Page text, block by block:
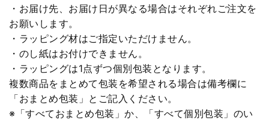
・お届け先、お届け日が異なる場合はそれぞれご注文を
お願いします。
・ラッピング材はご指定いただけません。
・のし紙はお付けできません。
・ラッピングは1点ずつ個別包装となります。
複数商品をまとめて包装を希望される場合は備考欄に
「おまとめ包装」とご記入ください。
※「すべておまとめ包装」か、「すべて個別包装」のい